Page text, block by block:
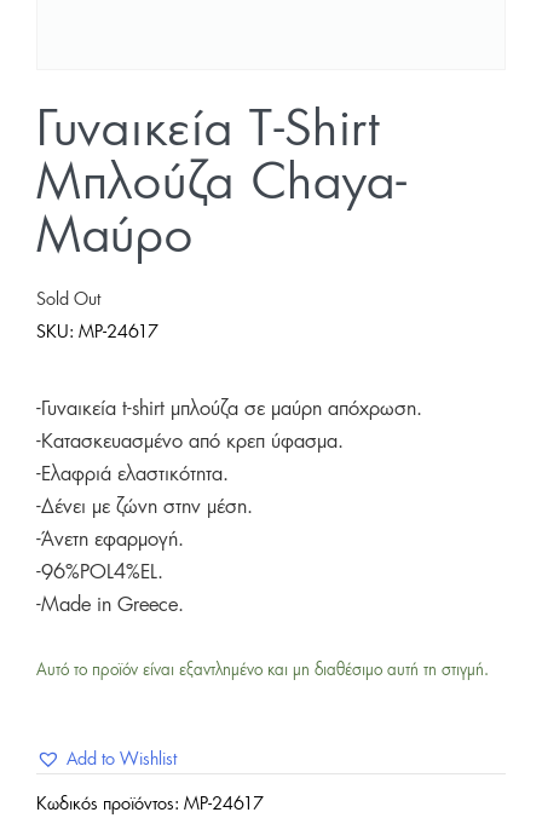
Γυναικεία T-Shirt
Μπλούζα Chaya-
Μαύρο
Sold Out
SKU: MP-24617
-Γυναικεία t-shirt μπλούζα σε μαύρη απόχρωση.
-Κατασκευασμένο από κρεπ ύφασμα.
-Ελαφριά ελαστικότητα.
-Δένει με ζώνη στην μέση.
-Άνετη εφαρμογή.
-96%POL4%EL.
-Made in Greece.
Αυτό το προϊόν είναι εξαντλημένο και μη διαθέσιμο αυτή τη στιγμή.
Add to Wishlist
Κωδικός προϊόντος: MP-24617